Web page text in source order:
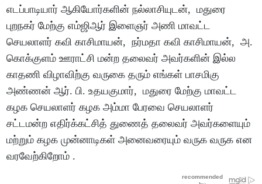
எடப்பாடியார் ஆகியோர்களின் நல்லாசியுடன், மதுரை
புறநகர் மேற்கு எம்ஜிஆர் இளைஞர் அணி மாவட்ட
செயலாளர் கவி காசிமாயன், நர்மதா கவி காசிமாயன், அ.
கொக்குளம் ஊராட்சி மன்ற தலைவர் அவர்களின் இல்ல
காதணி விழாவிற்கு வருகை தரும் எங்கள் பாசமிகு
அண்ணன் ஆர். பி. உதயகுமார், மதுரை மேற்கு மாவட்ட
கழக செயலாளர் கழக அம்மா பேரவை செயலாளர்
சட்டமன்ற எதிர்க்கட்சித் துணைத் தலைவர் அவர்களையும்
மற்றும் கழக முன்னாடிகள் அனைவரையும் வருக வருக என
வரவேற்கிறோம் .